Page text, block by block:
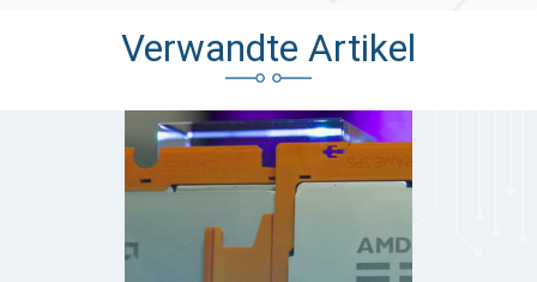
Verwandte Artikel